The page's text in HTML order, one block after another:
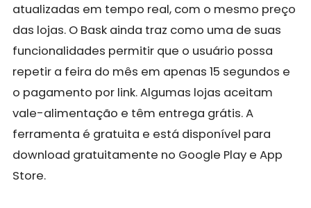
atualizadas em tempo real, com o mesmo preço
das lojas. O Bask ainda traz como uma de suas
funcionalidades permitir que o usuário possa
repetir a feira do mês em apenas 15 segundos e
o pagamento por link. Algumas lojas aceitam
vale-alimentação e têm entrega grátis. A
ferramenta é gratuita e está disponível para
download gratuitamente no Google Play e App
Store.